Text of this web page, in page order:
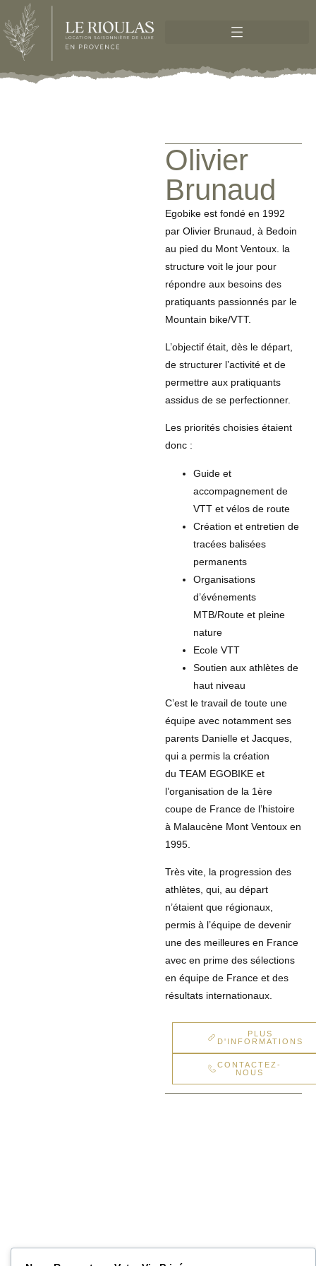
Olivier
Brunaud
Egobike est fondé en 1992
par Olivier Brunaud, à Bedoin
au pied du Mont Ventoux. la
structure voit le jour pour
répondre aux besoins des
pratiquants passionnés par le
Mountain bike/VTT.
L’objectif était, dès le départ,
de structurer l’activité et de
permettre aux pratiquants
assidus de se perfectionner.
Les priorités choisies étaient
donc :
Guide et
accompagnement de
VTT et vélos de route
Création et entretien de
tracées balisées
permanents
Organisations
d’événements
MTB/Route et pleine
nature
Ecole VTT
Soutien aux athlètes de
haut niveau
C’est le travail de toute une
équipe avec notamment ses
parents Danielle et Jacques,
qui a permis la création
du TEAM EGOBIKE et
l’organisation de la 1ère
coupe de France de l’histoire
à Malaucène Mont Ventoux en
1995.
Très vite, la progression des
athlètes, qui, au départ
n’étaient que régionaux,
permis à l’équipe de devenir
une des meilleures en France
avec en prime des sélections
en équipe de France et des
résultats internationaux.
PLUS
D'INFORMATIONS
CONTACTEZ-
NOUS